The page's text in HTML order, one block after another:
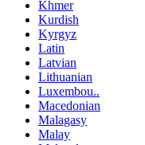
Khmer
Kurdish
Kyrgyz
Latin
Latvian
Lithuanian
Luxembou..
Macedonian
Malagasy
Malay